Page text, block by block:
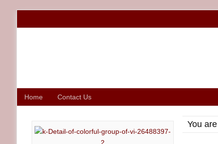
Home Contact Us
You